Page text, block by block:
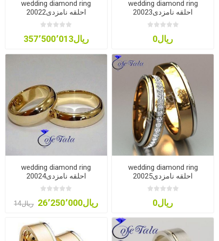
wedding diamond ring
20022احلقه نامزدی
ریال357٬500٬013
wedding diamond ring
20023احلقه نامزدی
ریال0
wedding diamond ring
20024احلقه نامزدی
ریال14 ریال26٬250٬000
wedding diamond ring
20025احلقه نامزدی
ریال0